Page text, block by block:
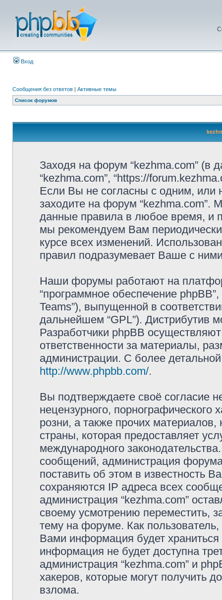
Вход
Сообщения без ответов | Активные темы
Список форумов
Заходя на форум “kezhma.com”
“kezhma.com”, “https://
Если Вы не согласны с одним, или
заходите на форум “kezhma.com”.
данные правила в любое время, и
мы рекомендуем Вам
курсе всех изменений.
правил подразумевает Ваше с
Наши форумы работают на
“программное обеспечение
Teams”), выпущенной в
дальнейшем “GPL”). Дистрибутив
Разработчики phpBB
ответственности за материалы,
администрации. С более
http://www.phpbb.com/.
Вы подтверждаете своё согласие
нецензурного, порнографического
розни, а также прочих
страны, которая предоставляет
международного
сообщений, администрация
поставить об этом в известность
сохраняются IP адреса всех
администрация “kezhma.com”
своему усмотрению переместить,
тему на форуме. Как
Вами информация будет
информация не будет доступна
администрация “kezhma.com” и
хакеров, которые могут получить
взлома.